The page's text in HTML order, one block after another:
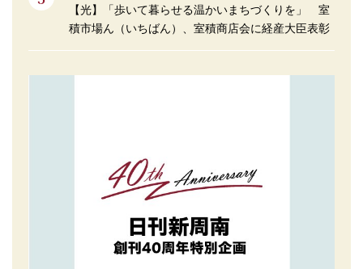
【光】「歩いて暮らせる温かいまちづくりを」 室
積市場ん（いちばん）、室積商店会に経産大臣表彰